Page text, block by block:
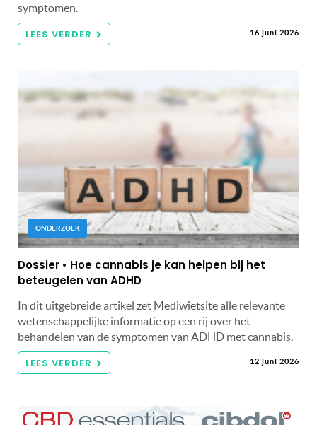
symptomen.
LEES VERDER 16 juni 2026
ONDERZOEK
Dossier • Hoe cannabis je kan helpen bij het
beteugelen van ADHD
In dit uitgebreide artikel zet Mediwietsite alle relevante
wetenschappelijke informatie op een rij over het
behandelen van de symptomen van ADHD met cannabis.
LEES VERDER 12 juni 2026